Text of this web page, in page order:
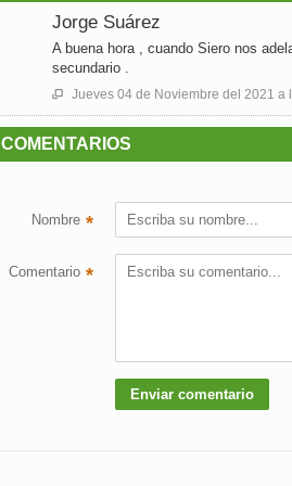
Jorge Suárez
A buena hora , cuando Siero nos
secundario .
 Jueves 04 de Noviembre del 2021 a
COMENTARIOS
Nombre *
Comentario *